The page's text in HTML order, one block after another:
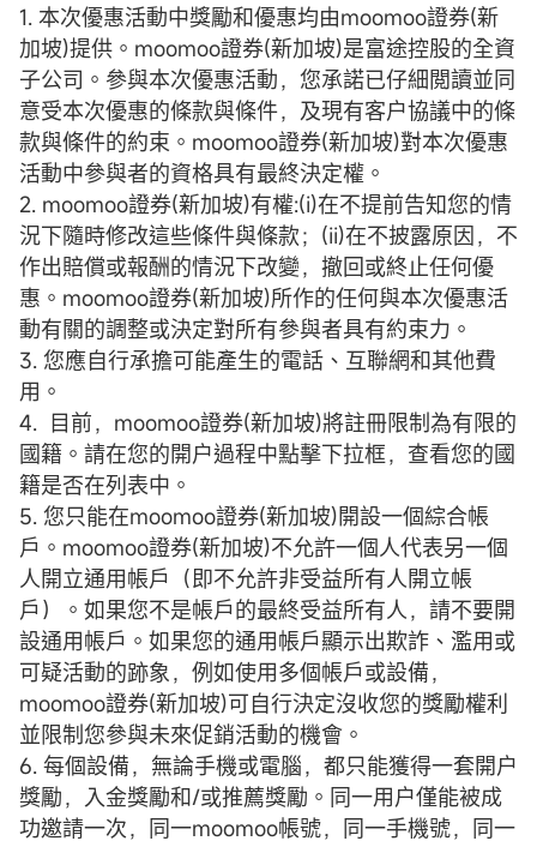
1. 本次優惠活動中獎勵和優惠均由moomoo證券(新
加坡)提供。moomoo證券(新加坡)是富途控股的全資
子公司。參與本次優惠活動，您承諾已仔細閲讀並同
意受本次優惠的條款與條件，及現有客户協議中的條
款與條件的約束。moomoo證券(新加坡)對本次優惠
活動中參與者的資格具有最終決定權。
2. moomoo證券(新加坡)有權:(i)在不提前告知您的情
況下隨時修改這些條件與條款；(ii)在不披露原因，不
作出賠償或報酬的情況下改變，撤回或終止任何優
惠。moomoo證券(新加坡)所作的任何與本次優惠活
動有關的調整或決定對所有參與者具有約束力。
3. 您應自行承擔可能產生的電話、互聯網和其他費
用。
4. 目前，moomoo證券(新加坡)將註冊限制為有限的
國籍。請在您的開户過程中點擊下拉框，查看您的國
籍是否在列表中。
5. 您只能在moomoo證券(新加坡)開設一個綜合帳
戶。moomoo證券(新加坡)不允許一個人代表另一個
人開立通用帳戶（即不允許非受益所有人開立帳
戶）。如果您不是帳戶的最終受益所有人，請不要開
設通用帳戶。如果您的通用帳戶顯示出欺詐、濫用或
可疑活動的跡象，例如使用多個帳戶或設備，
moomoo證券(新加坡)可自行決定沒收您的獎勵權利
並限制您參與未來促銷活動的機會。
6. 每個設備，無論手機或電腦，都只能獲得一套開户
獎勵，入金獎勵和/或推薦獎勵。同一用户僅能被成
功邀請一次，同一moomoo帳號，同一手機號，同一